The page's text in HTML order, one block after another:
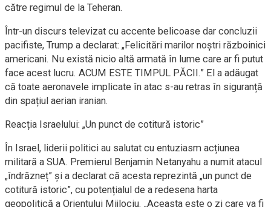
către regimul de la Teheran.
Într-un discurs televizat cu accente belicoase dar concluzii
pacifiste, Trump a declarat: „Felicitări marilor noștri războinici
americani. Nu există nicio altă armată în lume care ar fi putut
face acest lucru. ACUM ESTE TIMPUL PĂCII.” El a adăugat
că toate aeronavele implicate în atac s-au retras în siguranță
din spațiul aerian iranian.
Reacția Israelului: „Un punct de cotitură istoric”
În Israel, liderii politici au salutat cu entuziasm acțiunea
militară a SUA. Premierul Benjamin Netanyahu a numit atacul
„îndrăzneț” și a declarat că acesta reprezintă „un punct de
cotitură istoric”, cu potențialul de a redesena harta
geopolitică a Orientului Mijlociu. „Aceasta este o zi care va fi